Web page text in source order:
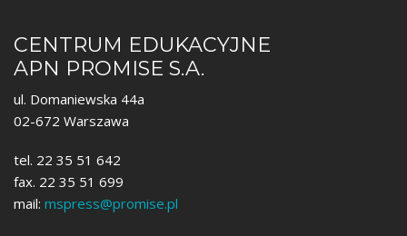
CENTRUM EDUKACYJNE
APN PROMISE S.A.
ul. Domaniewska 44a
02-672 Warszawa
tel. 22 35 51 642
fax. 22 35 51 699
mail: mspress@promise.pl